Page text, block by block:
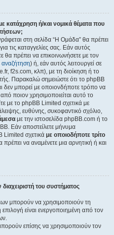
κατάχρηση ή/και νομικά θέματα που
στη σελίδα “Η Ομάδα” θα πρέπει
τις καταγγελίες σας. Εάν αυτός
θα πρέπει να επικοινωνήσετε με τον
) ή, εάν αυτός λειτουργεί σε
f2s.com, κλπ), με τη διοίκηση ή το
Παρακαλώ σημειώστε ότι το phpBB
δεν μπορεί με οποιονδήποτε τρόπο να
ποιον χρησιμοποιείται αυτό το
με το phpBB Limited σχετικά με
ευθύνης, συκοφαντικό σχόλιο,
με την ιστοσελίδα phpBB.com ή το
Εάν αποστείλετε μήνυμα
Limited σχετικά με οποιοδήποτε τρίτο
να αναμένετε μια αρνητική ή και
του συστήματος
μπορούν να χρησιμοποιούν τη
είναι ενεργοποιημένη από τον
επίσης να χρησιμοποιούν τον